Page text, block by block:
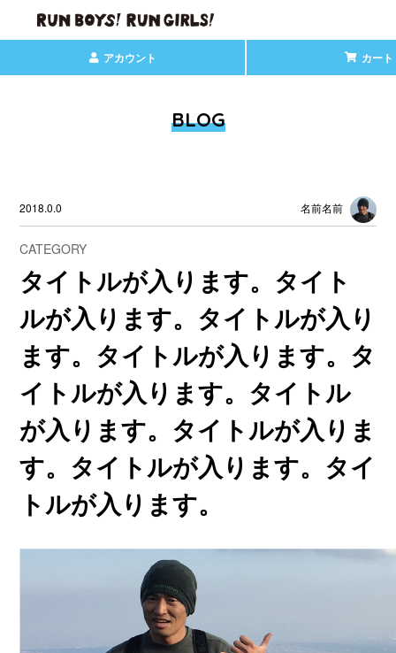
アカウント カート
BLOG
2018.0.0 名前名前
CATEGORY
タイトルが入ります。タイト
ルが入ります。タイトルが入り
ます。タイトルが入ります。タ
イトルが入ります。タイトル
が入ります。タイトルが入りま
す。タイトルが入ります。タイ
トルが入ります。